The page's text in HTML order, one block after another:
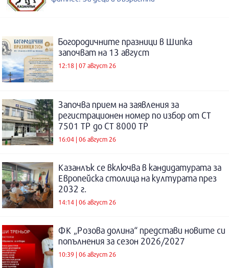
Богородичните празници в Шипка
започват на 13 август
12:18 | 07 август 26
Започва прием на заявления за
регистрационен номер по избор от СТ
7501 ТР до СТ 8000 ТР
16:04 | 06 август 26
Казанлък се включва в кандидатурата за
Европейска столица на културата през
2032 г.
14:14 | 06 август 26
ФК „Розова долина“ представи новите си
попълнения за сезон 2026/2027
10:39 | 06 август 26